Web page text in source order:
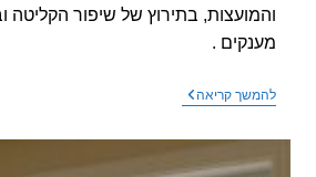
בתירוץ של שיפור הקליטה
.
קריאהמשרד
שיתקינו